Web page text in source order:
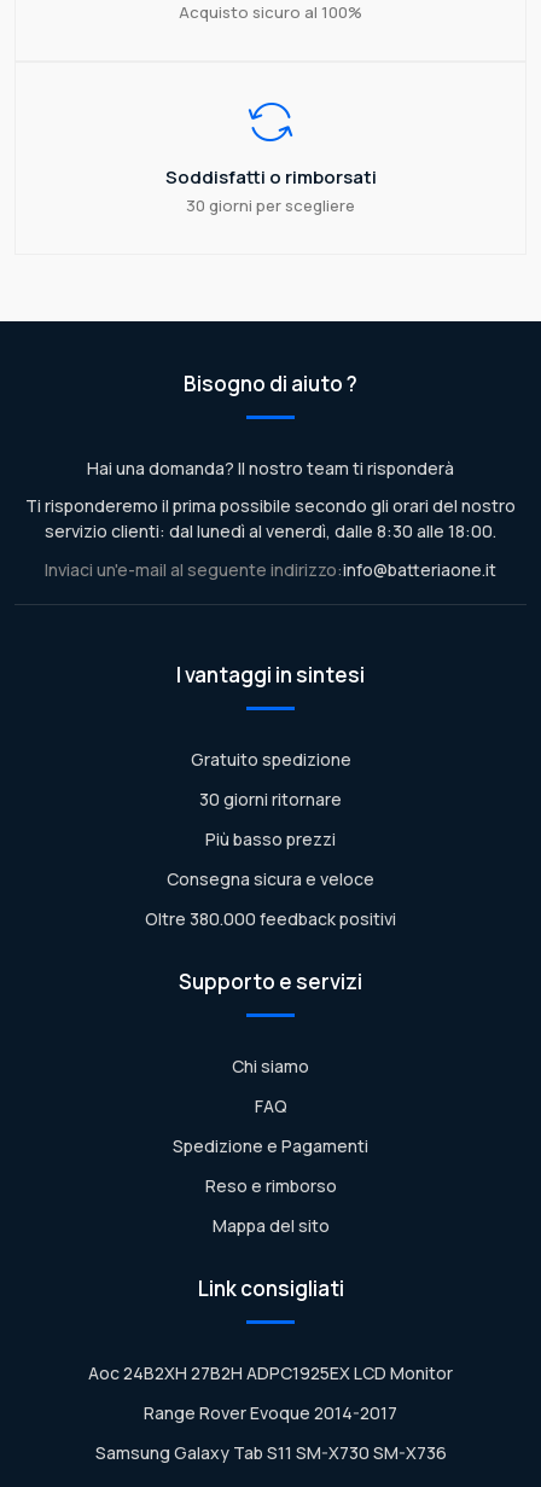
Acquisto sicuro al 100%
Soddisfatti o rimborsati
30 giorni per scegliere
Bisogno di aiuto ?
Hai una domanda? Il nostro team ti risponderà
Ti risponderemo il prima possibile secondo gli orari del nostro
servizio clienti: dal lunedì al venerdì, dalle 8:30 alle 18:00.
Inviaci un'e-mail al seguente indirizzo:info@batteriaone.it
I vantaggi in sintesi
Gratuito spedizione
30 giorni ritornare
Più basso prezzi
Consegna sicura e veloce
Oltre 380.000 feedback positivi
Supporto e servizi
Chi siamo
FAQ
Spedizione e Pagamenti
Reso e rimborso
Mappa del sito
Link consigliati
Aoc 24B2XH 27B2H ADPC1925EX LCD Monitor
Range Rover Evoque 2014-2017
Samsung Galaxy Tab S11 SM-X730 SM-X736